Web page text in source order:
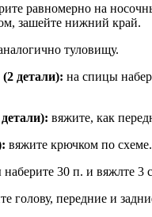
равномерно на
зашейте нижний край.
туловищу.
детали): на спицы
вяжите, как
вяжите крючком по схеме.
30 п. и вяжлте
голову, передние и